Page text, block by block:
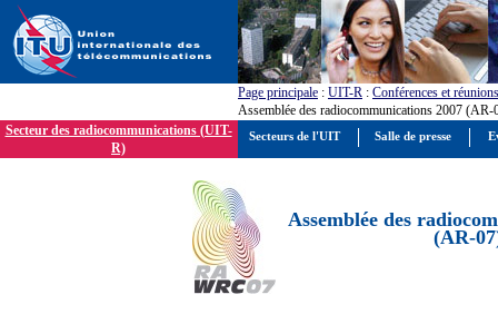
Page principale : UIT-R : Conférences et réunions
Assemblée des radiocommunications 2007 (AR-
Secteur des radiocommunications (UIT-
R)
Assemblée des
(AR-
Secteurs de l'UIT Salle de presse